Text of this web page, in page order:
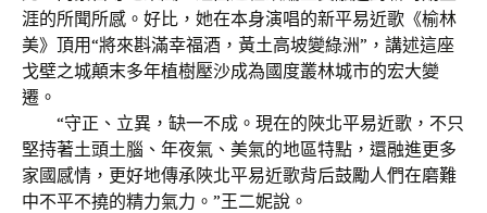
涯的所聞所感。好比，她在本身演唱的新平易近歌《榆林
美》頂用“將來斟滿幸福酒，黃土高坡變綠洲”，講述這座
戈壁之城顛末多年植樹壓沙成為國度叢林城市的宏大變
遷。
“守正、立異，缺一不成。現在的陜北平易近歌，不只
堅持著土頭土腦、年夜氣、美氣的地區特點，還融進更多
家國感情，更好地傳承陜北平易近歌背后鼓勵人們在磨難
中不平不撓的精力氣力。”王二妮說。